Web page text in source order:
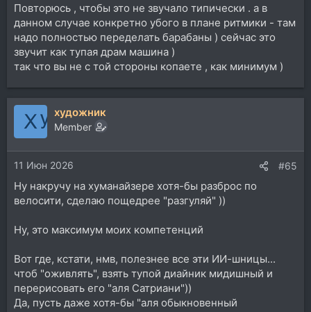
Повторюсь , чтобы это не звучало типически . а в
данном случае конкретно убого в плане ритмики - там
надо полностью переделать барабаны ) сейчас это
звучит как тупая драм машина )
так что вы не с той стороны копаете , как минимум )
художник
Member
11 Июн 2026 #65
Ну накручу на хуманайзере хотя-бы разброс по
велосити, сделаю пощедрее "разгуляй" ))
Ну, это максимум моих компетенций
Вот где, кстати, нмв, полезнее все эти ИИ-шницы...
чтоб "оживлять", взять тупой диайник мидишный и
перерисовать его "аля Сатриани"))
Да, пусть даже хотя-бы "аля обыкновенный